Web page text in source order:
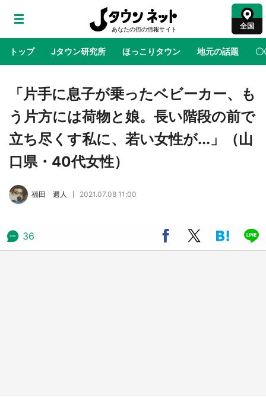
全国
トップ Jタウン研究所 ほっこりタウン 地元の話題 〇
地域×二次元 絶景 あの時はありがとう 物語がはじ
ラプラス・ダークネスが栃木県を征服！？ 県
公式プロモ動画で「聖地」が生産されてます
【7／31～1／31】
む 六本木ヒルズ展望台でコラボ、本邦初公開
日向翔陽＆影山飛雄が笹かまを食べる！ アニ
メ『ハイキュー！！』×老舗「鐘崎」コラボで
「片手に息子が乗ったベビーカー、も
う片方には荷物と娘。長い階段の前で
立ち尽くす私に、若い女性が...」（山
口県・40代女性）
福田 週人 2021.07.08 11:00
36